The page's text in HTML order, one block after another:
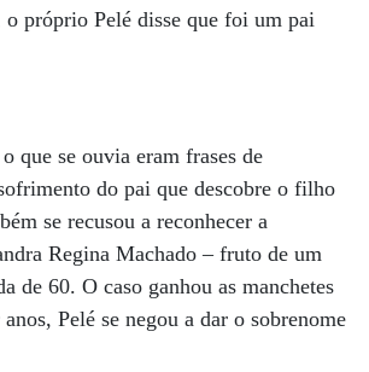
próprio Pelé disse que foi um pai
que se ouvia eram frases de
do pai que descobre o filho
se recusou a reconhecer a
Regina Machado – fruto de um
de 60. O caso ganhou as manchetes
Pelé se negou a dar o sobrenome